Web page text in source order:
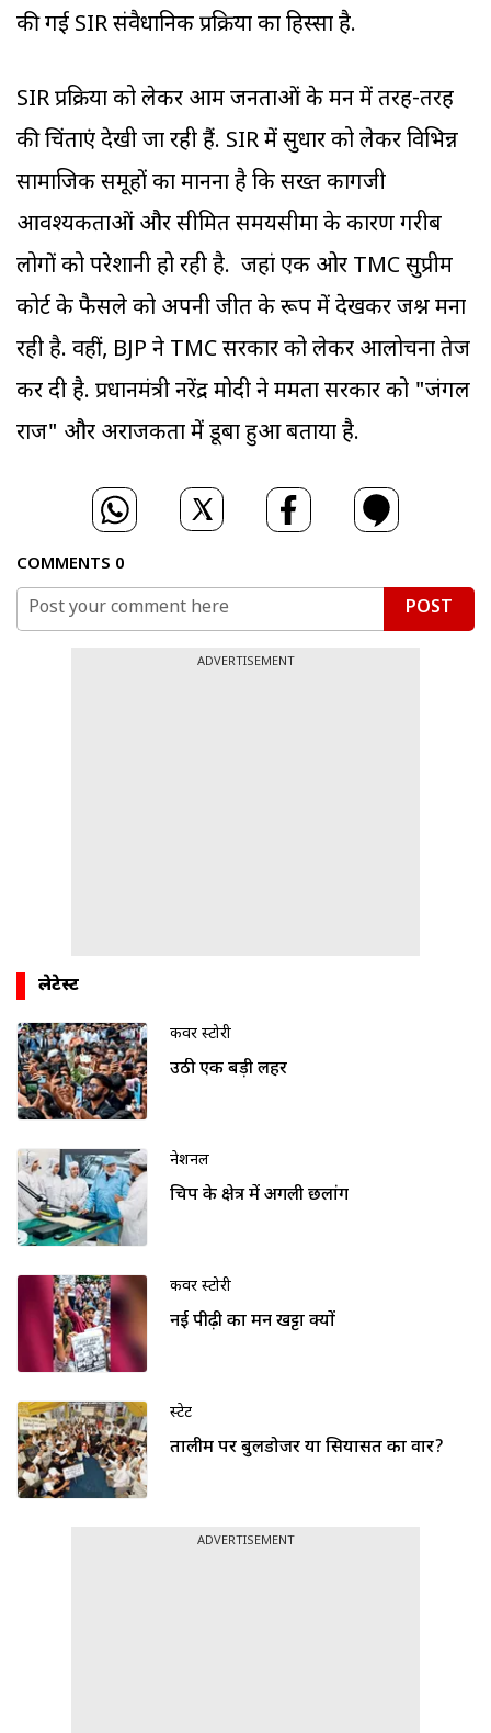
की गई SIR संवैधानिक प्रक्रिया का हिस्सा है.
SIR प्रक्रिया को लेकर आम जनताओं के मन में तरह-तरह
की चिंताएं देखी जा रही हैं. SIR में सुधार को लेकर विभिन्न
सामाजिक समूहों का मानना है कि सख्त कागजी
आवश्यकताओं और सीमित समयसीमा के कारण गरीब
लोगों को परेशानी हो रही है. जहां एक ओर TMC सुप्रीम
कोर्ट के फैसले को अपनी जीत के रूप में देखकर जश्न मना
रही है. वहीं, BJP ने TMC सरकार को लेकर आलोचना तेज
कर दी है. प्रधानमंत्री नरेंद्र मोदी ने ममता सरकार को "जंगल
राज" और अराजकता में डूबा हुआ बताया है.
COMMENTS 0
POST
ADVERTISEMENT
लेटेस्ट
कवर स्टोरी
उठी एक बड़ी लहर
नेशनल
चिप के क्षेत्र में अगली छलांग
कवर स्टोरी
नई पीढ़ी का मन खट्टा क्यों
स्टेट
तालीम पर बुलडोजर या सियासत का वार?
ADVERTISEMENT